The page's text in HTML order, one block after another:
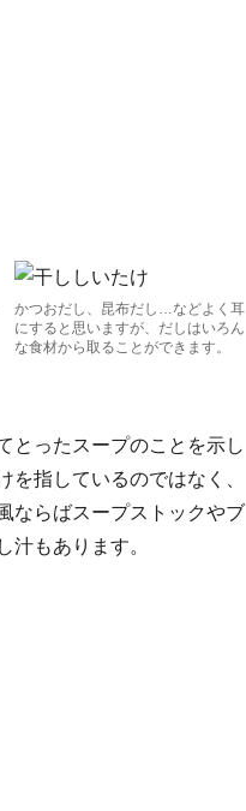
かつおだし、昆布だし…などよく耳
にすると思いますが、だしはいろん
な食材から取ることができます。
とったスープのことを示し
指しているのではなく、
ならばスープストックやブ
もあります。